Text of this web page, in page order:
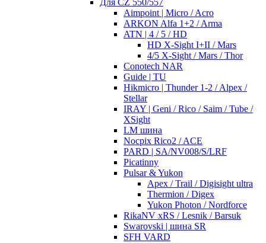
Для CZ 550/557
Aimpoint | Micro / Acro
ARKON Alfa 1+2 / Arma
ATN | 4 / 5 / HD
HD X-Sight I+II / Mars
4/5 X-Sight / Mars / Thor
Conotech NAR
Guide | TU
Hikmicro | Thunder 1-2 / Alpex /
Stellar
IRAY | Geni / Rico / Saim / Tube /
XSight
LM шина
Nocpix Rico2 / ACE
PARD | SA/NV008/S/LRF
Picatinny
Pulsar & Yukon
Apex / Trail / Digisight ultra
Thermion / Digex
Yukon Photon / Nordforce
RikaNV xRS / Lesnik / Barsuk
Swarovski | шина SR
SFH VARD